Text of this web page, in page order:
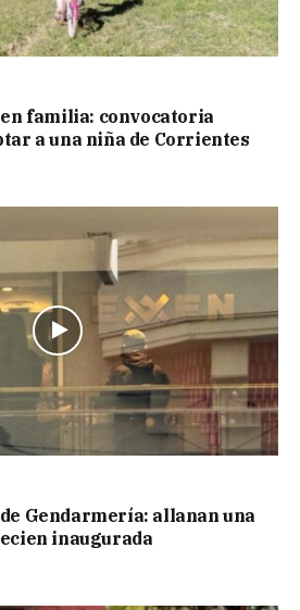
familia: convocatoria
a una niña de Corrientes
Gendarmería: allanan una
inaugurada